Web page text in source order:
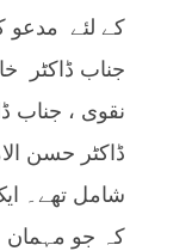
کے لئے مدعو
جناب ڈاکٹر
نقوی ، جناب
ڈاکٹر حسن
شامل تھے۔
کہ جو مہمان